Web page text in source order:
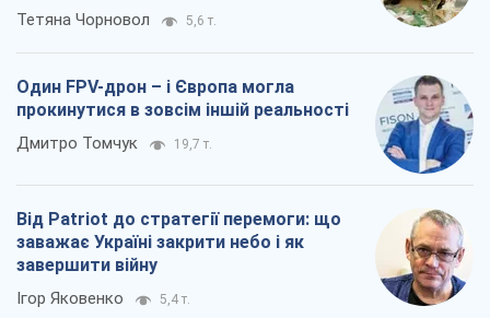
Тетяна Чорновол 5,6 т.
Один FPV-дрон – і Європа могла
прокинутися в зовсім іншій реальності
Дмитро Томчук 19,7 т.
Від Patriot до стратегії перемоги: що
заважає Україні закрити небо і як
завершити війну
Ігор Яковенко 5,4 т.